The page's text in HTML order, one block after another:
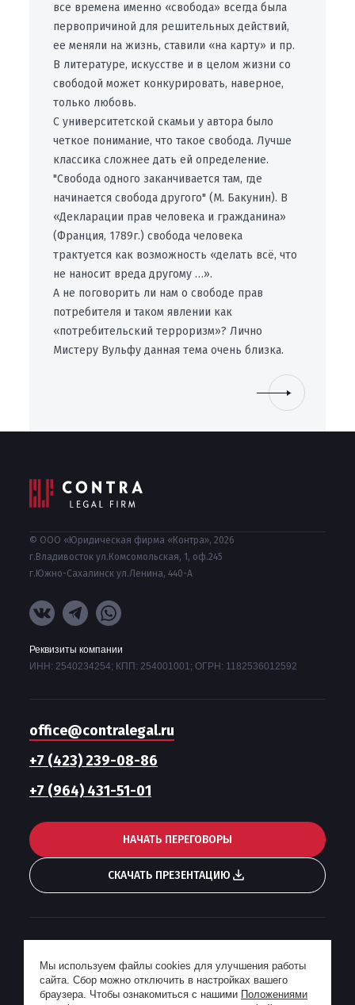
все времена именно «свобода» всегда была
первопричиной для решительных действий,
ее меняли на жизнь, ставили «на карту» и пр.
В литературе, искусстве и в целом жизни со
свободой может конкурировать, наверное,
только любовь.
С университетской скамьи у автора было
четкое понимание, что такое свобода. Лучше
классика сложнее дать ей определение.
"Свобода одного заканчивается там, где
начинается свобода другого" (М. Бакунин). В
«Декларации прав человека и гражданина»
(Франция, 1789г.) свобода человека
трактуется как возможность «делать всё, что
не наносит вреда другому …».
А не поговорить ли нам о свободе прав
потребителя и таком явлении как
«потребительский терроризм»? Лично
Мистеру Вульфу данная тема очень близка.
© ООО «Юридическая фирма «Контра», 2026
г.Владивосток ул.Комсомольская, 1, оф.245
г.Южно-Сахалинск ул.Ленина, 440-А
Реквизиты компании
ИНН: 2540234254; КПП: 254001001; ОГРН: 1182536012592
office@contralegal.ru
+7 (423) 239-08-86
+7 (964) 431-51-01
НАЧАТЬ ПЕРЕГОВОРЫ
СКАЧАТЬ ПРЕЗЕНТАЦИЮ
Пользовательское соглашение
Политика конфиденциальности
Мы используем файлы cookies для улучшения работы
сайта. Сбор можно отключить в настройках вашего
браузера. Чтобы ознакомиться с нашими Положениями